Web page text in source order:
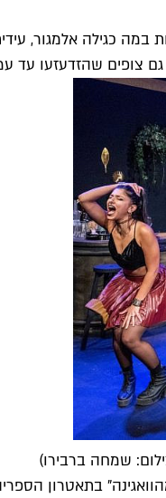
שנת 2000, והוגשו לקהל על
צופים שהזדעזעו עד
בתאטרון